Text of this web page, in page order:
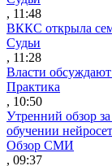
, 11:48
ВККС открыла
Судьи
, 11:28
Власти
Практика
, 10:50
Утренний обзор
обучении
Обзор СМИ
, 09:37